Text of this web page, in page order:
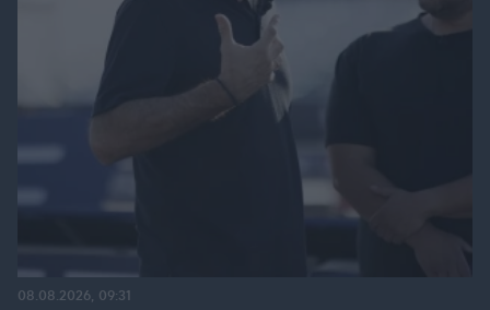
08.08.2026, 09:31